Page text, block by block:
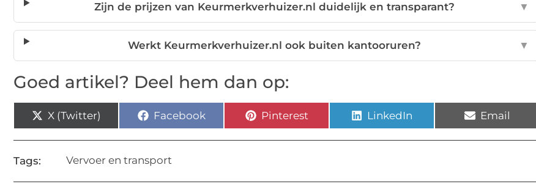
Zijn de prijzen van Keurmerkverhuizer.nl duidelijk en transparant? ▼
Werkt Keurmerkverhuizer.nl ook buiten kantooruren? ▼
Goed artikel? Deel hem dan op:
X (Twitter) Facebook Pinterest LinkedIn Email
Tags: Vervoer en transport